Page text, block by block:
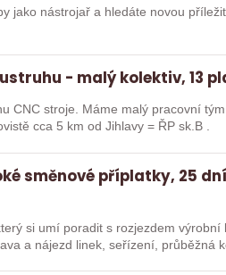
jako nástrojař a hledáte novou
- malý kolektiv, 13
CNC stroje. Máme malý pracovní
cca 5 km od Jihlavy = ŘP sk.B .
směnové příplatky, 25 dní
si umí poradit s rozjezdem
a nájezd linek, seřízení, průběžná